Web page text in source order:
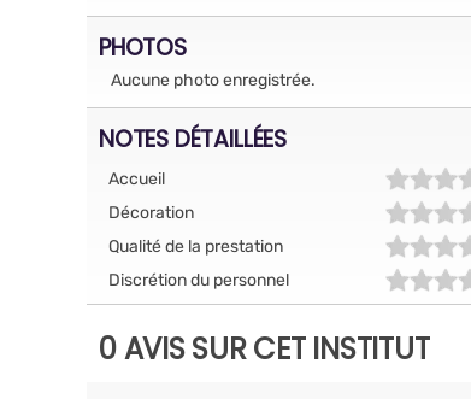
PHOTOS
Aucune photo enregistrée.
NOTES DÉTAILLÉES
Accueil
Décoration
Qualité de la prestation
Discrétion du personnel
0 AVIS SUR CET INSTITUT